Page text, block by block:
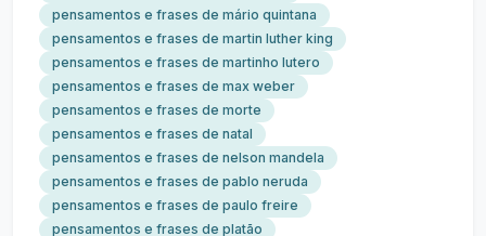
pensamentos e frases de mário quintana
pensamentos e frases de martin luther king
pensamentos e frases de martinho lutero
pensamentos e frases de max weber
pensamentos e frases de morte
pensamentos e frases de natal
pensamentos e frases de nelson mandela
pensamentos e frases de pablo neruda
pensamentos e frases de paulo freire
pensamentos e frases de platão